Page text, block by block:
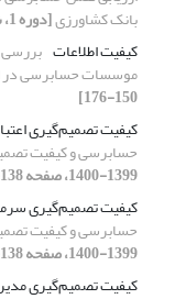
بانک کشاورزی[دوره 1، شماره 2، 1399-1400، صفحه 8-35]
کیفیت اطلاعات بررسی
موسسات حسابرسی در
150-176]
کیفیت تصمیم‌گیری
حسابرسی و کیفیت
1399-1400، صفحه 138-156]
کیفیت تصمیم‌گیری
حسابرسی و کیفیت
1399-1400، صفحه 138-156]
کیفیت تصمیم‌گیری